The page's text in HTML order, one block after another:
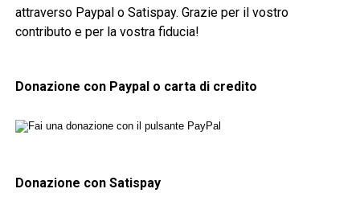
attraverso Paypal o Satispay. Grazie per il vostro
contributo e per la vostra fiducia!
Donazione con Paypal o carta di credito
Donazione con Satispay